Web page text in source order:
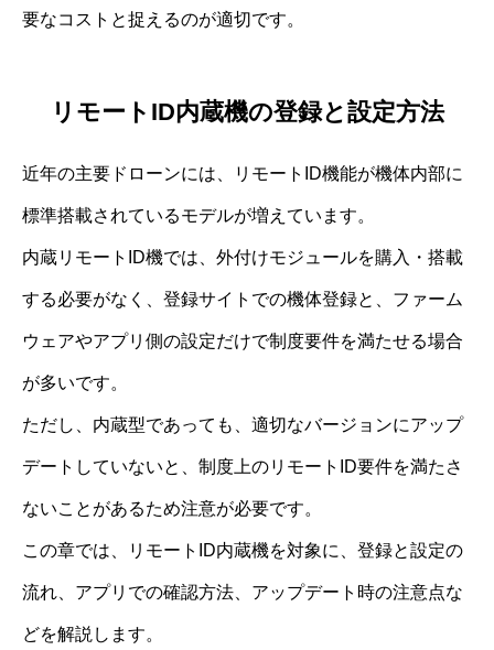
要なコストと捉えるのが適切です。
リモートID内蔵機の登録と設定方法
近年の主要ドローンには、リモートID機能が機体内部に
標準搭載されているモデルが増えています。
内蔵リモートID機では、外付けモジュールを購入・搭載
する必要がなく、登録サイトでの機体登録と、ファーム
ウェアやアプリ側の設定だけで制度要件を満たせる場合
が多いです。
ただし、内蔵型であっても、適切なバージョンにアップ
デートしていないと、制度上のリモートID要件を満たさ
ないことがあるため注意が必要です。
この章では、リモートID内蔵機を対象に、登録と設定の
流れ、アプリでの確認方法、アップデート時の注意点な
どを解説します。